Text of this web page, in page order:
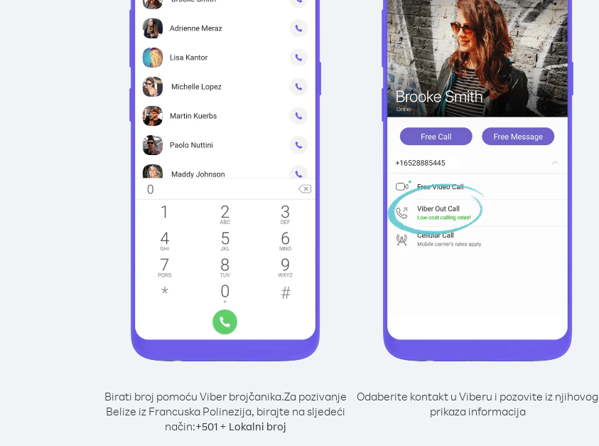
Birati broj pomoću Viber brojčanika.Za pozivanje
Belize iz Francuska Polinezija, birajte na sljedeći
način:+501+ Lokalni broj
Odaberite kontakt u Viberu i pozovite iz njihovog
prikaza informacija